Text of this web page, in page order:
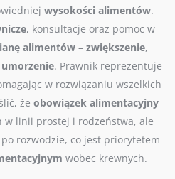
wysokości alimentów.
, konsultacje oraz pomoc w
alimentów– zwiększenie,
umorzenie. Prawnik reprezentuje
w rozwiązaniu wszelkich
że obowiązek alimentacyjny
w linii prostej i rodzeństwa, ale
po rozwodzie, co jest priorytetem
wobec krewnych.